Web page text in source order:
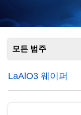
모든 범주
LaAlO3 웨이퍼